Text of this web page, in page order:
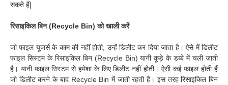
सकते हैं|
रिसाइकिल बिन (Recycle Bin) को खाली करें
जो फाइल यूजर्स के काम की नहीं होती, उन्हें डिलीट कर दिया जाता है। ऐसे में डिलीट
फाइल सिस्टम के रिसाइकिल बिन (Recycle Bin) यानी कूड़े के डब्बे में चली जाती
है। यानी फाइल सिस्टम से हमेशा के लिए डिलीट नहीं होती। ऐसी कई फाइल होती हैं
जो डिलीट करने के बाद Recycle Bin में जाती रहती हैं। इस तरह रिसाइकिल बिन